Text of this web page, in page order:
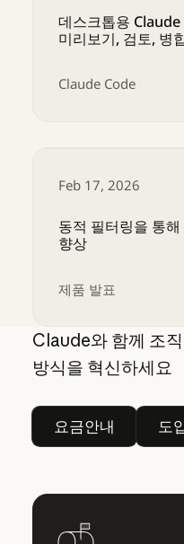
데스크톱용
미리보기, 검토, 병
Claude Code
Feb 17, 2026
동적 필터링을 통
향상
제품 발표
동적 필터링을 통해
Claude와 함께 조
방식을 혁신하세요
요금안내
요금안내
도